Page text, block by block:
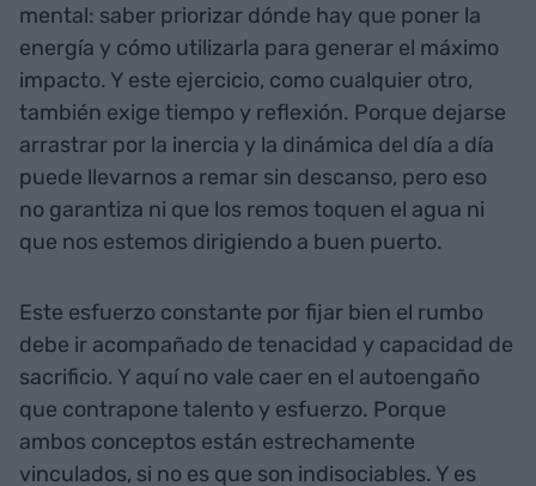
mental: saber priorizar dónde hay que poner la
energía y cómo utilizarla para generar el máximo
impacto. Y este ejercicio, como cualquier otro,
también exige tiempo y reflexión. Porque dejarse
arrastrar por la inercia y la dinámica del día a día
puede llevarnos a remar sin descanso, pero eso
no garantiza ni que los remos toquen el agua ni
que nos estemos dirigiendo a buen puerto.
Este esfuerzo constante por fijar bien el rumbo
debe ir acompañado de tenacidad y capacidad de
sacrificio. Y aquí no vale caer en el autoengaño
que contrapone talento y esfuerzo. Porque
ambos conceptos están estrechamente
vinculados, si no es que son indisociables. Y es